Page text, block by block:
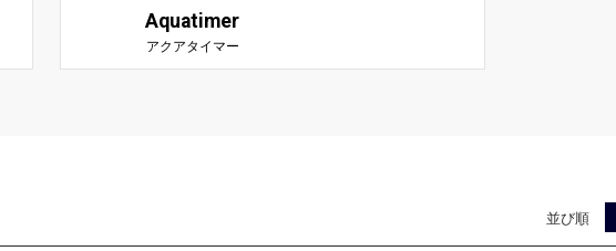
Aquatimer
アクアタイマー
並び順